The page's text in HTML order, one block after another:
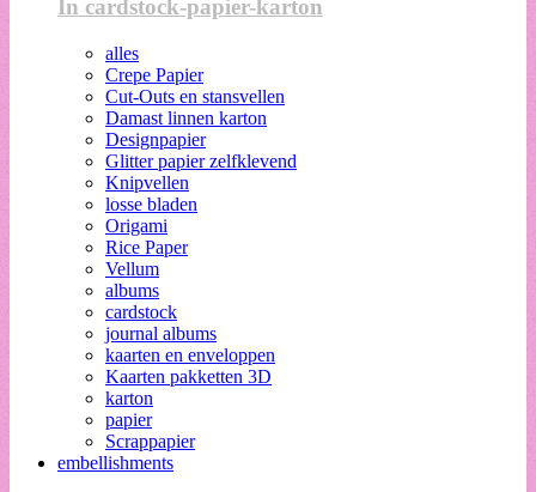
In cardstock-papier-karton
alles
Crepe Papier
Cut-Outs en stansvellen
Damast linnen karton
Designpapier
Glitter papier zelfklevend
Knipvellen
losse bladen
Origami
Rice Paper
Vellum
albums
cardstock
journal albums
kaarten en enveloppen
Kaarten pakketten 3D
karton
papier
Scrappapier
embellishments